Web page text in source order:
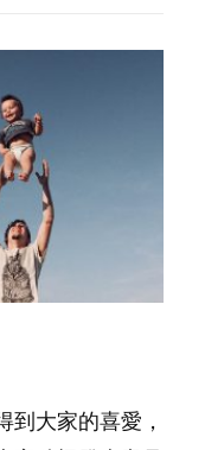
到大家的喜愛，
的人結婚，就自
，有人卻說一時
叻女」，學業別
如何關顧自